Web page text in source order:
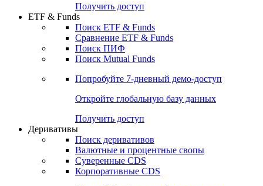
Получить доступ
ETF & Funds
Поиск ETF & Funds
Сравнение ETF & Funds
Поиск ПИФ
Поиск Mutual Funds
Попробуйте 7-дневный демо-доступ
Откройте глобальную базу данных
Получить доступ
Деривативы
Поиск деривативов
Валютные и процентные свопы
Суверенные CDS
Корпоративные CDS